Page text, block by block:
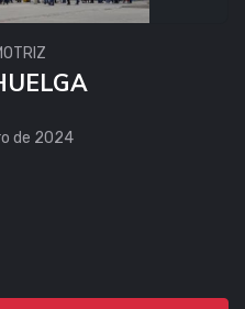
de 2024